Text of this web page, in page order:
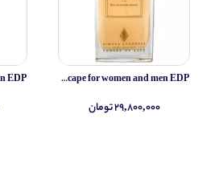
Simone Andreoli Tulum Junglescape for women and men EDP
۲۹,۸۰۰,۰۰۰ تومان